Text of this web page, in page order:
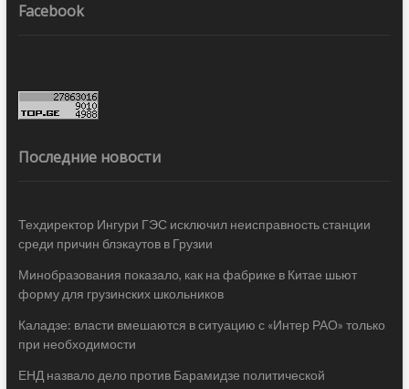
Facebook
Последние новости
Техдиректор Ингури ГЭС исключил неисправность станции
среди причин блэкаутов в Грузии
Минобразования показало, как на фабрике в Китае шьют
форму для грузинских школьников
Каладзе: власти вмешаются в ситуацию с «Интер РАО» только
при необходимости
ЕНД назвало дело против Барамидзе политической